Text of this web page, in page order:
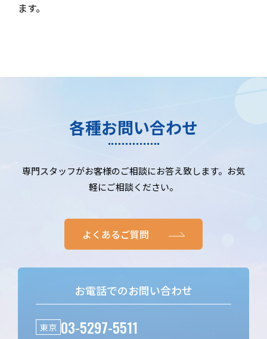
ます。
各種お問い合わせ
専門スタッフがお客様のご相談にお答え致します。お気
軽にご相談ください。
よくあるご質問
お電話でのお問い合わせ
東京 03-5297-5511